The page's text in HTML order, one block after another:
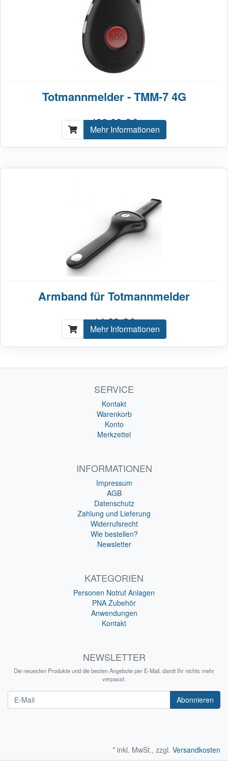
Totmannmelder - TMM-7 4G
490,00 € *
Mehr Informationen
Armband für Totmannmelder
14,00 € *
Mehr Informationen
SERVICE
Kontakt
Warenkorb
Konto
Merkzettel
INFORMATIONEN
Impressum
AGB
Datenschutz
Zahlung und Lieferung
Widerrufsrecht
Wie bestellen?
Newsletter
KATEGORIEN
Personen Notruf Anlagen
PNA Zubehör
Anwendungen
Kontakt
NEWSLETTER
Die neuesten Produkte und die besten Angebote per E-Mail, damit Ihr nichts mehr
verpasst.
Abonnieren
* inkl. MwSt., zzgl. Versandkosten